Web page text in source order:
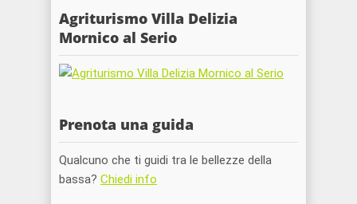
Agriturismo Villa Delizia
Mornico al Serio
Prenota una guida
Qualcuno che ti guidi tra le bellezze della
bassa? Chiedi info